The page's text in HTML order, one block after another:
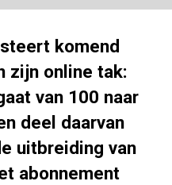
komend
zijn online tak:
van 100 naar
deel daarvan
uitbreiding van
abonnement